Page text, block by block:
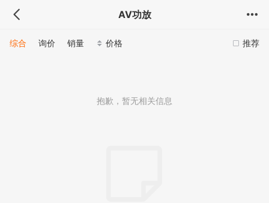
AV功放
推荐
综合 询价 销量 价格
抱歉，暂无相关信息